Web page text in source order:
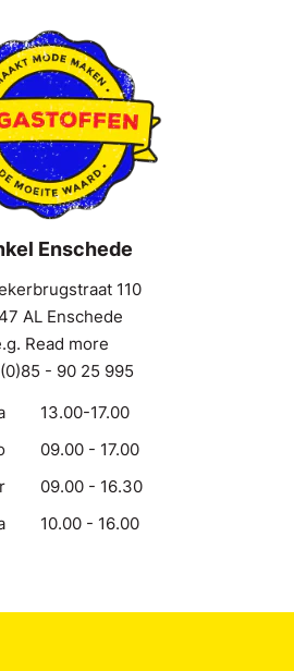
Enschede
110
AL Enschede
Read more
- 90 25 995
13.00-17.00
09.00 - 17.00
09.00 - 16.30
10.00 - 16.00